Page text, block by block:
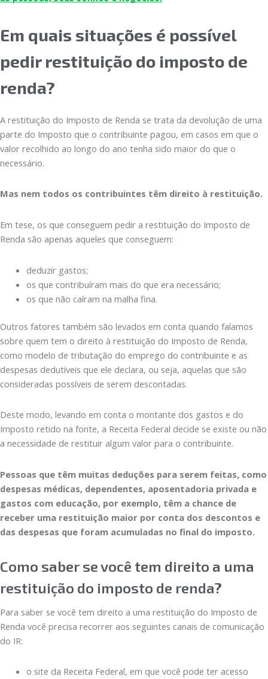
Em quais situações é possível
pedir restituição do imposto de
renda?
A restituição do Imposto de Renda se trata da devolução de uma
parte do Imposto que o contribuinte pagou, em casos em que o
valor recolhido ao longo do ano tenha sido maior do que o
necessário.
Mas nem todos os contribuintes têm direito à restituição.
Em tese, os que conseguem pedir a restituição do Imposto de
Renda são apenas aqueles que conseguem:
deduzir gastos;
os que contribuíram mais do que era necessário;
os que não caíram na malha fina.
Outros fatores também são levados em conta quando falamos
sobre quem tem o direito à restituição do Imposto de Renda,
como modelo de tributação do emprego do contribuinte e as
despesas dedutíveis que ele declara, ou seja, aquelas que são
consideradas possíveis de serem descontadas.
Deste modo, levando em conta o montante dos gastos e do
Imposto retido na fonte, a Receita Federal decide se existe ou não
a necessidade de restituir algum valor para o contribuinte.
Pessoas que têm muitas deduções para serem feitas, como
despesas médicas, dependentes, aposentadoria privada e
gastos com educação, por exemplo, têm a chance de
receber uma restituição maior por conta dos descontos e
das despesas que foram acumuladas no final do imposto.
Como saber se você tem direito a uma
restituição do imposto de renda?
Para saber se você tem direito a uma restituição do Imposto de
Renda você precisa recorrer aos seguintes canais de comunicação
do IR:
o site da Receita Federal, em que você pode ter acesso